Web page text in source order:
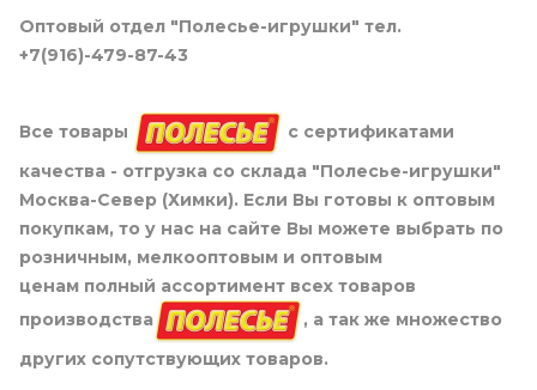
Оптовый отдел "Полесье-игрушки" тел.
+7(916)-479-87-43
Все товары
с сертификатами
качества - отгрузка со склада "Полесье-игрушки"
Москва-Север (Химки). Если Вы готовы к оптовым
покупкам, то у нас на сайте Вы можете выбрать по
розничным, мелкооптовым и оптовым
ценам полный ассортимент всех товаров
производства
, а так же множество
других сопутствующих товаров.